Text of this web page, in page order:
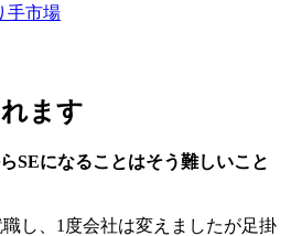
手市場
ます
SEになることはそう難しいこと
し、1度会社は変えましたが足掛